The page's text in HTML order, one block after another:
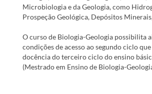
Microbiologia e da Geologia, como
Prospeção Geológica, Depósitos
O curso de Biologia-Geologia possibilita
condições de acesso ao segundo ciclo
docência do terceiro ciclo do ensino
(Mestrado em Ensino de Biologia-